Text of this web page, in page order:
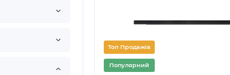
Топ Продажів
Популярний